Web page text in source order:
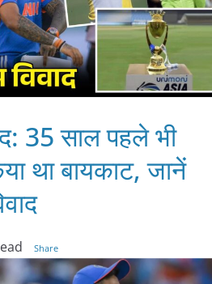
35 साल पहले भी
था बायकाट, जानें
Share